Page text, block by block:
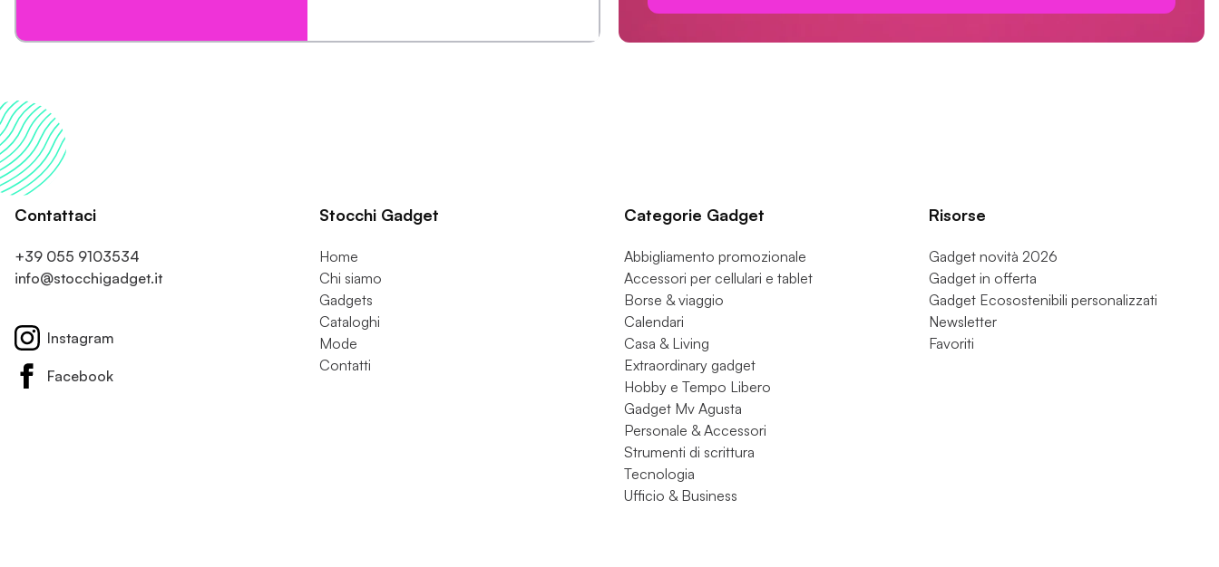
Contattaci
+39 055 9103534
info@stocchigadget.it
Instagram
Facebook
Stocchi Gadget
Home
Chi siamo
Gadgets
Cataloghi
Mode
Contatti
Categorie Gadget
Abbigliamento promozionale
Accessori per cellulari e tablet
Borse & viaggio
Calendari
Casa & Living
Extraordinary gadget
Hobby e Tempo Libero
Gadget Mv Agusta
Personale & Accessori
Strumenti di scrittura
Tecnologia
Ufficio & Business
Risorse
Gadget novità 2026
Gadget in offerta
Gadget Ecosostenibili personalizzati
Newsletter
Favoriti